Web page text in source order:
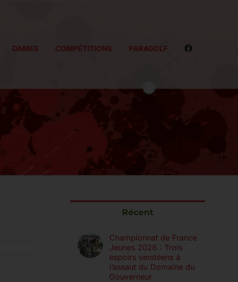
DAMES COMPÉTITIONS PARAGOLF
Récent
Championnat de France
Jeunes 2026 : Trois
espoirs vendéens à
l’assaut du Domaine du
Gouverneur